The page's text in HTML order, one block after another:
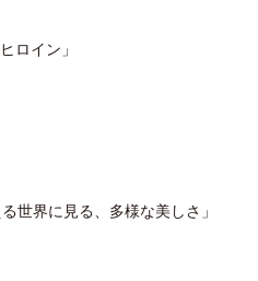
ロイン」
世界に見る、多様な美しさ」